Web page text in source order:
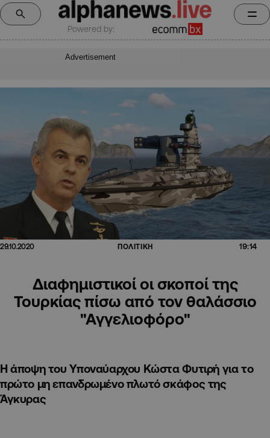
Powered by:
Advertisement
29.10.2020 ΠΟΛΙΤΙΚΗ 19:14
Διαφημιστικοί οι σκοποί της
Τουρκίας πίσω από τον θαλάσσιο
"Αγγελιοφόρο"
Η άποψη του Υποναύαρχου Κώστα Φυτιρή για το
πρώτο μη επανδρωμένο πλωτό σκάφος της
Άγκυρας